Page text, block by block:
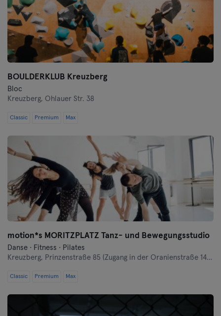
BOULDERKLUB Kreuzberg
Bloc
Kreuzberg, Ohlauer Str. 38
Classic Premium Max
motion*s MORITZPLATZ Tanz- und Bewegungsstudio
Danse · Fitness · Pilates
Kreuzberg, Prinzenstraße 85 (Zugang in der Oranienstraße 140-142 links neben Denn's Bioladen)
Classic Premium Max